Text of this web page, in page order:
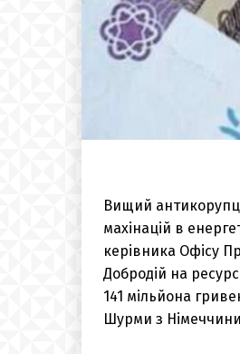
Вищий
махінацій в
керівника Офісу
Добродій на
141 мільйона
Шурми з